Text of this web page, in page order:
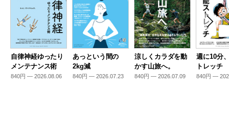
自律神経ゆったり
メンテナンス術
840円 — 2026.08.06
あっという間の
2kg減
840円 — 2026.07.23
涼しくカラダを動
かす山旅へ。
840円 — 2026.07.09
週に10分
トレッチ
840円 —